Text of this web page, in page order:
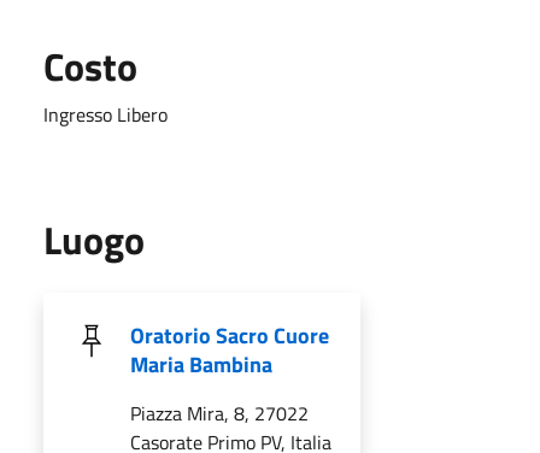
Costo
Ingresso Libero
Luogo
Oratorio Sacro Cuore
Maria Bambina
Piazza Mira, 8, 27022
Casorate Primo PV, Italia